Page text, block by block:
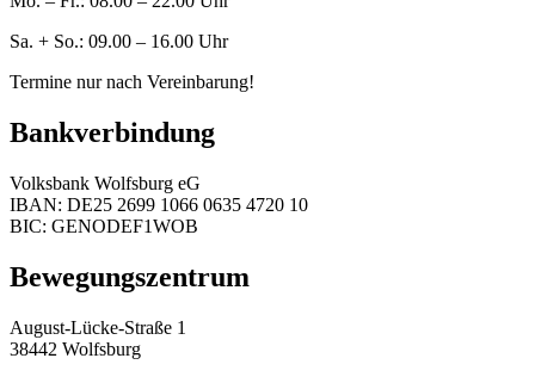
Sa. + So.: 09.00 – 16.00 Uhr
Termine nur nach Vereinbarung!
Bankverbindung
Volksbank Wolfsburg eG
IBAN: DE25 2699 1066 0635 4720 10
BIC: GENODEF1WOB
Bewegungszentrum
August-Lücke-Straße 1
38442 Wolfsburg